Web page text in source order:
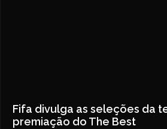
Fifa divulga as seleções da
premiação do The Best